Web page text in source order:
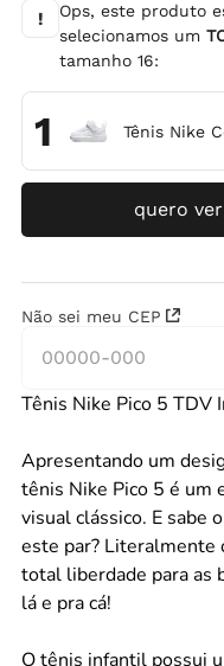
! Ops, este produto
selecionamos um
tamanho16:
1 Tênis Nike
quero
Não sei meu CEP
Tênis Nike Pico 5 TDV
Apresentando um
tênis Nike Pico 5 é um
visual clássico. E sabe
este par? Literalmente
total liberdade para as
lá e pra cá!
O tênis infantil possui